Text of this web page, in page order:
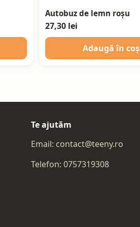
Autobuz de lemn roșu
27,30 lei
Adaugă în coș
Te ajutăm
Email: contact@teeny.ro
Telefon:0757319308